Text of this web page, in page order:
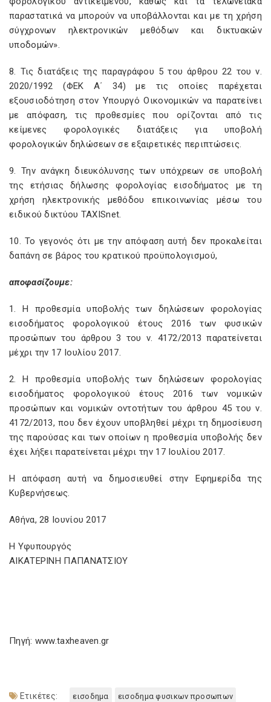
παραστατικά να μπορούν να υποβάλλονται και με τη χρήση
σύγχρονων ηλεκτρονικών μεθόδων και δικτυακών
υποδομών».
8. Τις διατάξεις της παραγράφου 5 του άρθρου 22 του ν.
2020/1992 (ΦΕΚ Α΄ 34) με τις οποίες παρέχεται
εξουσιοδότηση στον Υπουργό Οικονομικών να παρατείνει
με απόφαση, τις προθεσμίες που ορίζονται από τις
κείμενες φορολογικές διατάξεις για υποβολή
φορολογικών δηλώσεων σε εξαιρετικές περιπτώσεις.
9. Την ανάγκη διευκόλυνσης των υπόχρεων σε υποβολή
της ετήσιας δήλωσης φορολογίας εισοδήματος με τη
χρήση ηλεκτρονικής μεθόδου επικοινωνίας μέσω του
ειδικού δικτύου TAXISnet.
10. Το γεγονός ότι με την απόφαση αυτή δεν προκαλείται
δαπάνη σε βάρος του κρατικού προϋπολογισμού,
αποφασίζουμε:
1. Η προθεσμία υποβολής των δηλώσεων φορολογίας
εισοδήματος φορολογικού έτους 2016 των φυσικών
προσώπων του άρθρου 3 του ν. 4172/2013 παρατείνεται
μέχρι την 17 Ιουλίου 2017.
2. Η προθεσμία υποβολής των δηλώσεων φορολογίας
εισοδήματος φορολογικού έτους 2016 των νομικών
προσώπων και νομικών οντοτήτων του άρθρου 45 του ν.
4172/2013, που δεν έχουν υποβληθεί μέχρι τη δημοσίευση
της παρούσας και των οποίων η προθεσμία υποβολής δεν
έχει λήξει παρατείνεται μέχρι την 17 Ιουλίου 2017.
Η απόφαση αυτή να δημοσιευθεί στην Εφημερίδα της
Κυβερνήσεως.
Αθήνα, 28 Ιουνίου 2017
Η Υφυπουργός
ΑΙΚΑΤΕΡΙΝΗ ΠΑΠΑΝΑΤΣΙΟΥ
Πηγή: www.taxheaven.gr
Ετικέτες: εισοδημα εισοδημα φυσικων προσωπων